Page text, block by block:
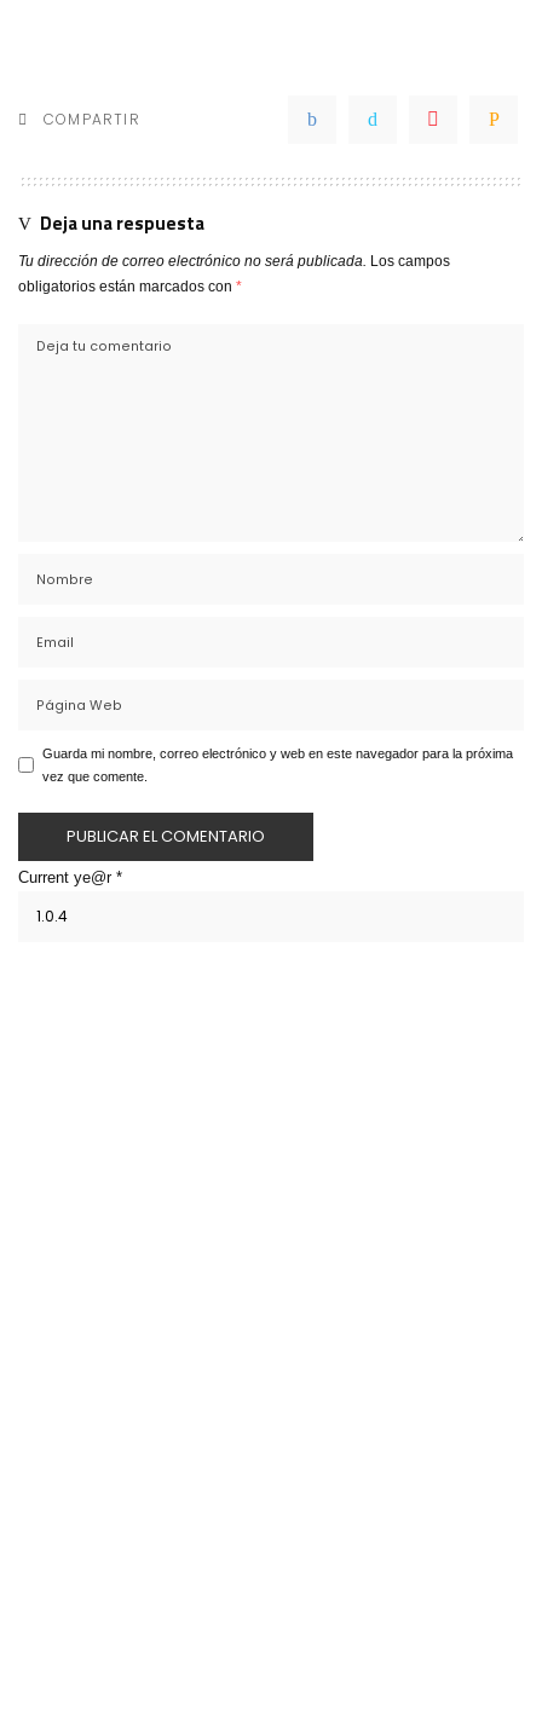
COMPARTIR
Deja una respuesta
Tu dirección de correo electrónico no será publicada. Los campos
obligatorios están marcados con *
Guarda mi nombre, correo electrónico y web en este navegador para la próxima
vez que comente.
Current ye@r *